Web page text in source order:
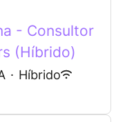
- Consultor
(Híbrido)
· Híbrido